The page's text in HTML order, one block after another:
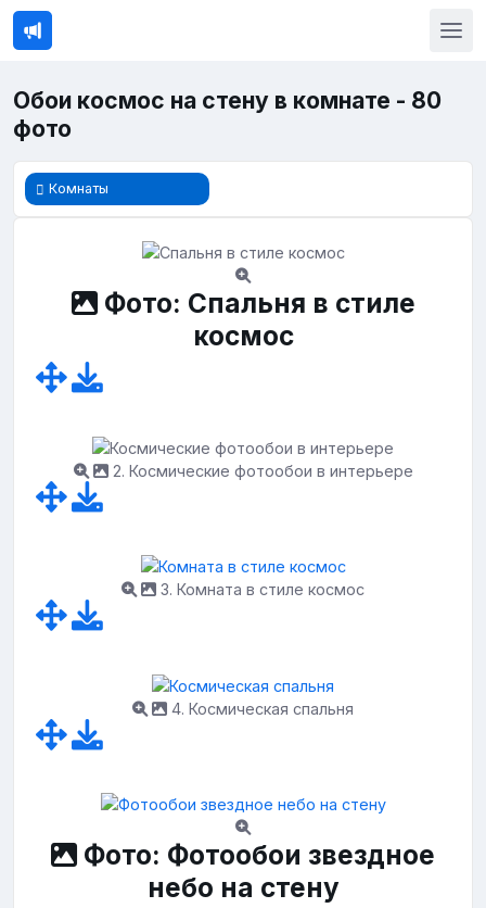
Обои космос на стену в комнате - 80
фото
Комнаты
Фото: Спальня в стиле
космос
2. Космические фотообои в интерьере
3. Комната в стиле космос
4. Космическая спальня
Фото: Фотообои звездное
небо на стену